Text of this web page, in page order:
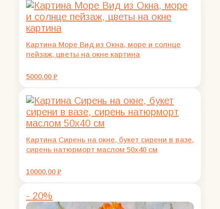
2500,00 ₽.
Картина Море Вид из Окна, море и солнце
пейзаж, цветы на окне картина
5000,00 ₽
Картина Сирень на окне, букет сирени в вазе,
сирень натюрморт маслом 50х40 см
10000,00 ₽
- 20%